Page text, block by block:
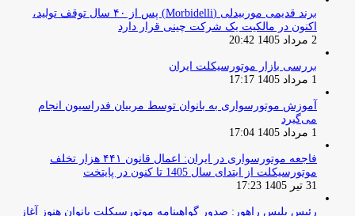
برند قدیمی موربیدلی (Morbidelli) پس از ۴۰ سال توقف تولید،
اکنون در مالکیت یک شرکت چینی قرار دارد
2 مرداد 1405 20:42
بررسی بازار موتورسیکلت ایران
1 مرداد 1405 17:17
آموزش موتورسواری به بانوان توسط مربیان فدراسیون انجام
می‌گیرد
1 مرداد 1405 17:04
فاجعه موتورسواری در ایران: اعمال قانون ۴۴۱ هزار تخلف
موتورسیکلت از ابتدای سال 1405 تا کنون در پایتخت
31 تیر 1405 17:23
رئیس پلیس راهور: صدور گواهینامه موتورسیکلت بانوان هنوز آغاز